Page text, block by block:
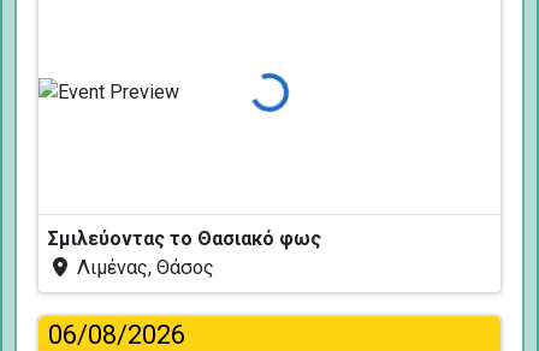
Φόρτωση...
Σμιλεύοντας το Θασιακό φως
Λιμένας, Θάσος
06/08/2026